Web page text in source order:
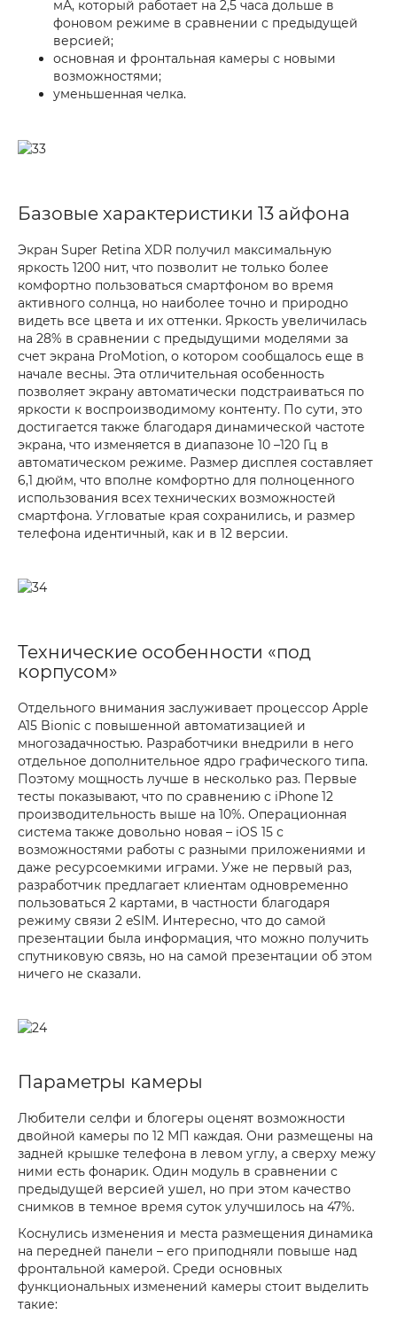
мА, который работает на 2,5 часа дольше в
фоновом режиме в сравнении с предыдущей
версией;
основная и фронтальная камеры с новыми
возможностями;
уменьшенная челка.
Базовые характеристики 13 айфона
Экран Super Retina XDR получил максимальную
яркость 1200 нит, что позволит не только более
комфортно пользоваться смартфоном во время
активного солнца, но наиболее точно и природно
видеть все цвета и их оттенки. Яркость увеличилась
на 28% в сравнении с предыдущими моделями за
счет экрана ProMotion, о котором сообщалось еще в
начале весны. Эта отличительная особенность
позволяет экрану автоматически подстраиваться по
яркости к воспроизводимому контенту. По сути, это
достигается также благодаря динамической частоте
экрана, что изменяется в диапазоне 10 –120 Гц в
автоматическом режиме. Размер дисплея составляет
6,1 дюйм, что вполне комфортно для полноценного
использования всех технических возможностей
смартфона. Угловатые края сохранились, и размер
телефона идентичный, как и в 12 версии.
Технические особенности «под
корпусом»
Отдельного внимания заслуживает процессор Apple
А15 Bionic с повышенной автоматизацией и
многозадачностью. Разработчики внедрили в него
отдельное дополнительное ядро графического типа.
Поэтому мощность лучше в несколько раз. Первые
тесты показывают, что по сравнению с iPhone 12
производительность выше на 10%. Операционная
система также довольно новая – iOS 15 с
возможностями работы с разными приложениями и
даже ресурсоемкими играми. Уже не первый раз,
разработчик предлагает клиентам одновременно
пользоваться 2 картами, в частности благодаря
режиму связи 2 eSIM. Интересно, что до самой
презентации была информация, что можно получить
спутниковую связь, но на самой презентации об этом
ничего не сказали.
Параметры камеры
Любители селфи и блогеры оценят возможности
двойной камеры по 12 МП каждая. Они размещены на
задней крышке телефона в левом углу, а сверху межу
ними есть фонарик. Один модуль в сравнении с
предыдущей версией ушел, но при этом качество
снимков в темное время суток улучшилось на 47%.
Коснулись изменения и места размещения динамика
на передней панели – его приподняли повыше над
фронтальной камерой. Среди основных
функциональных изменений камеры стоит выделить
такие: